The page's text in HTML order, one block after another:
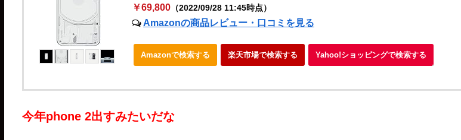
￥69,800（2022/09/28 11:45時点）
Amazonの商品レビュー・口コミを見る
Amazonで検索する 楽天市場で検索する Yahoo!ショッピングで検索する
今年phone 2出すみたいだな